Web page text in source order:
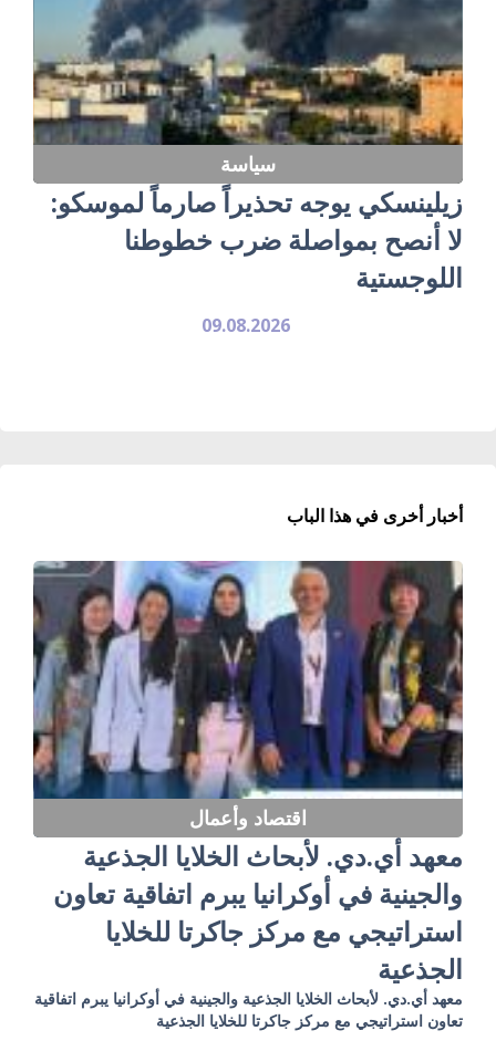
سياسة
زيلينسكي يوجه تحذيراً صارماً لموسكو:
لا أنصح بمواصلة ضرب خطوطنا
اللوجستية
09.08.2026
أخبار أخرى في هذا الباب
اقتصاد وأعمال
معهد أي.دي. لأبحاث الخلايا الجذعية
والجينية في أوكرانيا يبرم اتفاقية تعاون
استراتيجي مع مركز جاكرتا للخلايا
الجذعية
معهد أي.دي. لأبحاث الخلايا الجذعية والجينية في أوكرانيا يبرم اتفاقية
تعاون استراتيجي مع مركز جاكرتا للخلايا الجذعية